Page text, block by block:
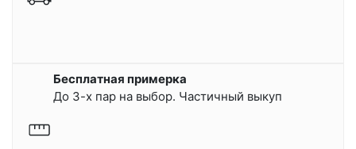
Бесплатная примерка
До 3-х пар на выбор. Частичный выкуп